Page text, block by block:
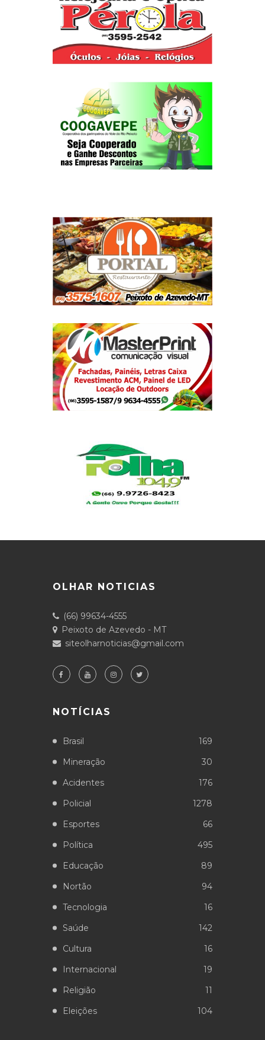
OLHAR NOTICIAS
(66) 99634-4555
Peixoto de Azevedo - MT
siteolharnoticias@gmail.com
NOTÍCIAS
Brasil
169
Mineração
30
Acidentes
176
Policial
1278
Esportes
66
Política
495
Educação
89
Nortão
94
Tecnologia
16
Saúde
142
Cultura
16
Internacional
19
Religião
11
Eleições
104